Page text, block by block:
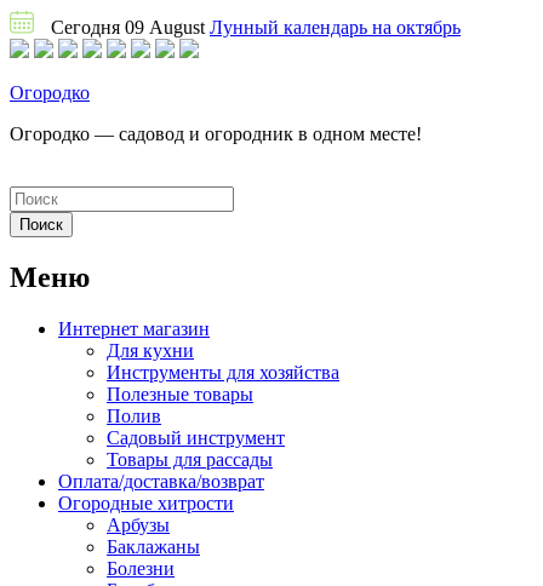
Сегодня 09 August Лунный календарь на октябрь
Огородко
Огородко — садовод и огородник в одном месте!
Меню
Интернет магазин
Для кухни
Инструменты для хозяйства
Полезные товары
Полив
Садовый инструмент
Товары для рассады
Оплата/доставка/возврат
Огородные хитрости
Арбузы
Баклажаны
Болезни